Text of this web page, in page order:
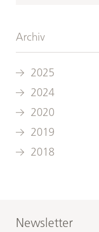
Archiv
2025
2024
2020
2019
2018
Newsletter